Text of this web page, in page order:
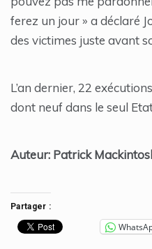
ferez un jour » a déclaré
des victimes juste avant
L’an dernier, 22
dont neuf dans le seul
Auteur: Patrick
Partager :